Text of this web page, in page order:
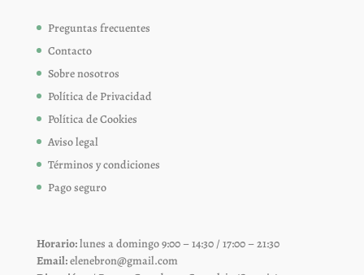
Preguntas frecuentes
Contacto
Sobre nosotros
Política de Privacidad
Política de Cookies
Aviso legal
Términos y condiciones
Pago seguro
Horario:lunes a domingo 9:00 – 14:30 / 17:00 – 21:30
Email:elenebron@gmail.com